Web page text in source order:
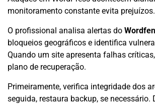
monitoramento constante evita prejuízos.
O profissional analisa alertas do
bloqueios geográficos e identifica
Quando um site apresenta falhas
plano de recuperação.
Primeiramente, verifica integridade dos
seguida, restaura backup, se necessário.